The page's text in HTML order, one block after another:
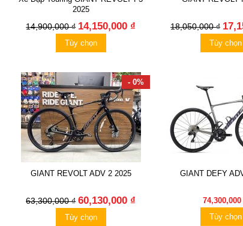
2025
14,900,000 ₫ 14,150,000 ₫
Tùy chọn
18,050,000 ₫
Tùy chọn
- 0%
GIANT REVOLT ADV 2 2025
63,300,000 ₫ 60,130,000 ₫
Tùy chọn
GIANT DEFY
74,300,000
Tùy chọn